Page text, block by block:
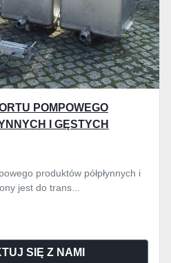
POMPOWEGO
I GĘSTYCH
produktów półpłynnych i
jest do trans...
SIĘ Z NAMI